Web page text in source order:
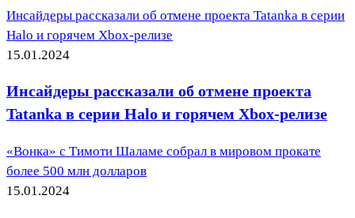
Инсайдеры рассказали об отмене проекта Tatanka в серии
Halo и горячем Xbox-релизе
15.01.2024
Инсайдеры рассказали об отмене проекта
Tatanka в серии Halo и горячем Xbox-релизе
«Вонка» с Тимоти Шаламе собрал в мировом прокате
более 500 млн долларов
15.01.2024